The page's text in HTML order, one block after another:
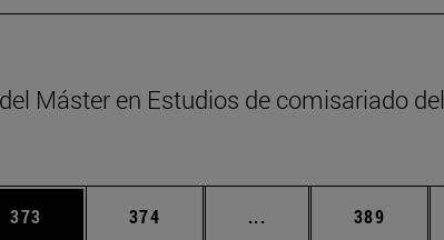
Máster en Estudios de comisariado del
TAB para desplazarse.
Página
373 Página
374 ... Páginas intermedias
Página
389